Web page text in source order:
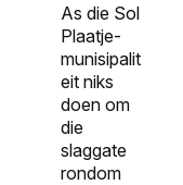
As die Sol
Plaatje-
munisipalit
eit niks
doen om
die
slaggate
rondom